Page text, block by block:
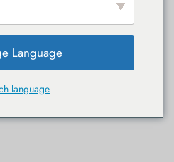
Language
language